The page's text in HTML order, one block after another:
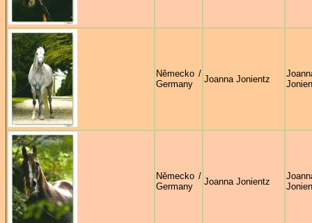
Německo /
Germany
Joanna Jonientz
Německo /
Germany
Joanna Jonientz